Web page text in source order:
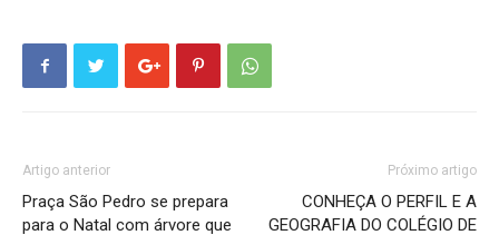
Artigo anterior
Praça São Pedro se prepara
para o Natal com árvore que
Próximo artigo
CONHEÇA O PERFIL E A
GEOGRAFIA DO COLÉGIO DE